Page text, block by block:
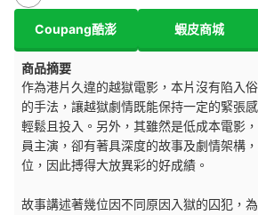
Coupang酷澎 蝦皮商城
商品摘要
作為港片久違的越獄電影，本片沒有陷入
的手法，讓越獄劇情既能保持一定的緊張
輕鬆且投入。另外，其雖然是低成本電影
員主演，卻有著具深度的故事及劇情架構
位，因此搏得大放異彩的好成績。
故事講述著幾位因不同原因入獄的囚犯，